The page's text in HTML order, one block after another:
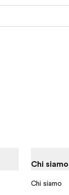
Chi siamo
Chi siamo